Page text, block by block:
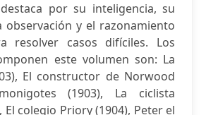
por su inteligencia, su
observación y el razonamiento
resolver casos difíciles. Los
este volumen son: La
El constructor de Norwood
(1903), La ciclista
El colegio Priory (1904), Peter el